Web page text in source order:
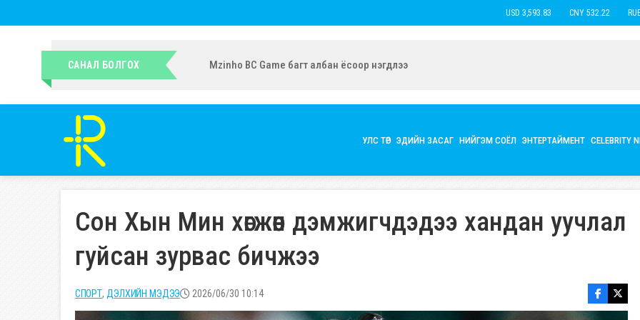
USD 3,593.83 CNY 532.22 RUB
САНАЛ БОЛГОХ УИХ-ын гишүүн Ч.Ундрамын экс нөхөр Б.Наранцацралт найзтай нь ханилан, бүл нэмжээ
УЛС ТӨР ЭДИЙН ЗАСАГ НИЙГЭМ СОЁЛ ЭНТЕРТАЙМЕНТ CELEBRITY
Сон Хын Мин хөгжөөн дэмжигчдэдээ хандан уучлал
гуйсан зурвас бичжээ
СПОРТ, ДЭЛХИЙН МЭДЭЭ 2026/06/30 10:14